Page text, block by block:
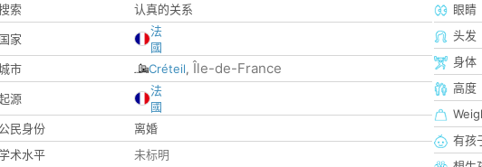
索
认真的关系
国家
法
國
市
Créteil, Île-de-France
源
法
國
公民身份
离婚
术水平
未标明
眼睛
头发
身体
高度
有孩